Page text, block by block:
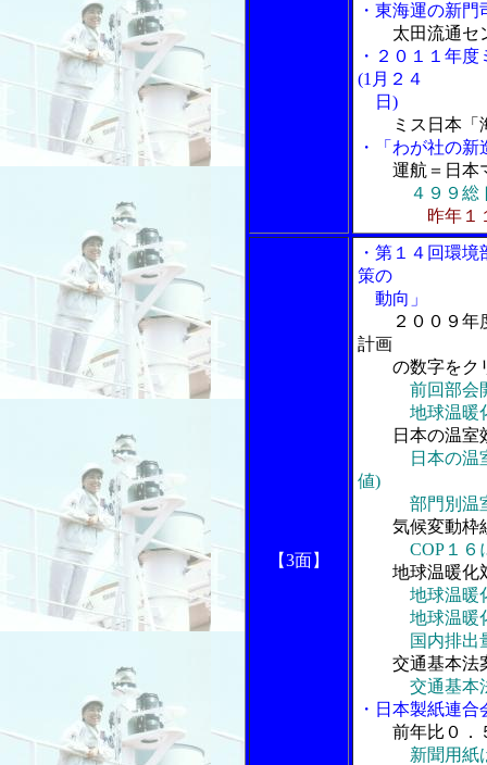
・東海運の新
太田流通セ
・２０１１年
(1月２４
日)
ミス日本
・「わが社の新
運航＝日本
４９９総
昨年１
【3面】
・第１４回環
策の
動向」
２００９
計画
の数字をク
前回部会
地球温暖化
日本の温室
日本の温
値)
部門別温室
気候変動枠組
COP１６
地球温暖化対
地球温暖
地球温暖化
国内排出量
交通基本法
交通基本
・日本製紙連
前年比０．
新聞用紙